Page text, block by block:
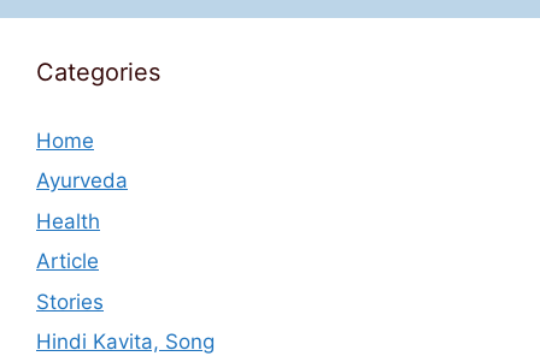
Categories
Home
Ayurveda
Health
Article
Stories
Hindi Kavita, Song